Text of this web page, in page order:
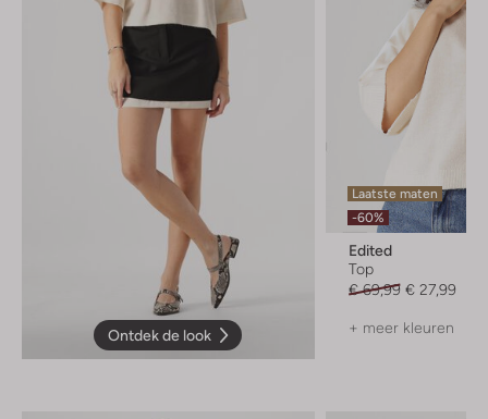
Ontdek de look
Laatste maten
-60%
Edited
Top
€ 69,99 € 27,99
+ meer kleuren